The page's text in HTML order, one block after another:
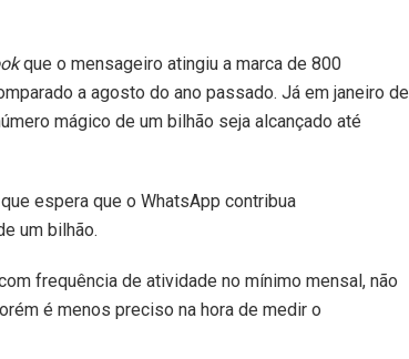
que o mensageiro atingiu a marca de 800
a agosto do ano passado. Já em janeiro de
mágico de um bilhão seja alcançado até
espera que o WhatsApp contribua
um bilhão.
frequência de atividade no mínimo mensal, não
é menos preciso na hora de medir o